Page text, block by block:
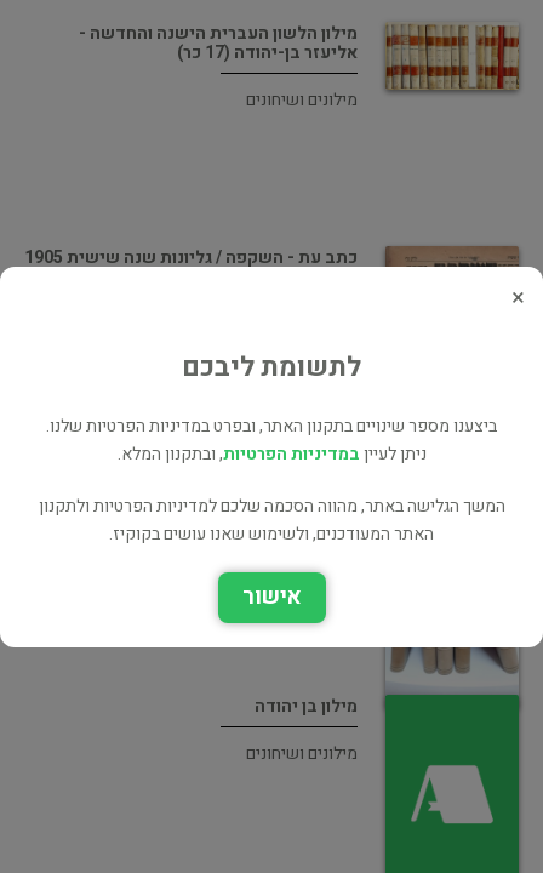
מילון הלשון העברית הישנה והחדשה -
אליעזר בן-יהודה (17 כר)
מילונים ושיחונים
כתב עת - השקפה / גליונות שנה שישית 1905
עיון
מילון בן יהודה
מילונים ושיחונים
×
לתשומת ליבכם
ביצענו מספר שינויים בתקנון האתר, ובפרט במדיניות הפרטיות שלנו.
ניתן לעייןבמדיניות הפרטיות, ובתקנון המלא.
המשך הגלישה באתר, מהווה הסכמה שלכם למדיניות הפרטיות ולתקנון
האתר המעודכנים, ולשימוש שאנו עושים בקוקיז.
אישור